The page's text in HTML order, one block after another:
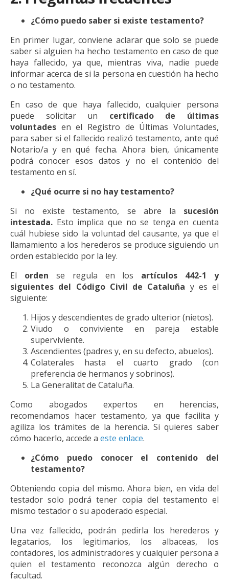
¿Cómo puedo saber si existe testamento?
En primer lugar, conviene aclarar que solo se puede
saber si alguien ha hecho testamento en caso de que
haya fallecido, ya que, mientras viva, nadie puede
informar acerca de si la persona en cuestión ha hecho
o no testamento.
En caso de que haya fallecido, cualquier persona
puede solicitar un certificado de últimas
voluntades en el Registro de Últimas Voluntades,
para saber si el fallecido realizó testamento, ante qué
Notario/a y en qué fecha. Ahora bien, únicamente
podrá conocer esos datos y no el contenido del
testamento en sí.
¿Qué ocurre si no hay testamento?
Si no existe testamento, se abre la sucesión
intestada. Esto implica que no se tenga en cuenta
cuál hubiese sido la voluntad del causante, ya que el
llamamiento a los herederos se produce siguiendo un
orden establecido por la ley.
El orden se regula en los artículos 442-1 y
siguientes del Código Civil de Cataluña y es el
siguiente:
Hijos y descendientes de grado ulterior (nietos).
Viudo o conviviente en pareja estable
superviviente.
Ascendientes (padres y, en su defecto, abuelos).
Colaterales hasta el cuarto grado (con
preferencia de hermanos y sobrinos).
La Generalitat de Cataluña.
Como abogados expertos en herencias,
recomendamos hacer testamento, ya que facilita y
agiliza los trámites de la herencia. Si quieres saber
cómo hacerlo, accede a este enlace.
¿Cómo puedo conocer el contenido del
testamento?
Obteniendo copia del mismo. Ahora bien, en vida del
testador solo podrá tener copia del testamento el
mismo testador o su apoderado especial.
Una vez fallecido, podrán pedirla los herederos y
legatarios, los legitimarios, los albaceas, los
contadores, los administradores y cualquier persona a
quien el testamento reconozca algún derecho o
facultad.